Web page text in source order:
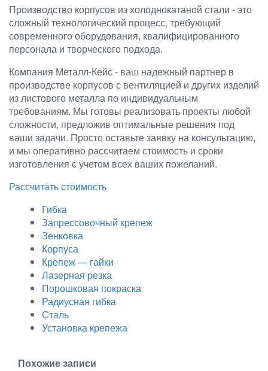
Производство корпусов из холоднокатаной стали - это
сложный технологический процесс, требующий
современного оборудования, квалифицированного
персонала и творческого подхода.
Компания Металл-Кейс - ваш надежный партнер в
производстве корпусов с вентиляцией и других изделий
из листового металла по индивидуальным
требованиям. Мы готовы реализовать проекты любой
сложности, предложив оптимальные решения под
ваши задачи. Просто оставьте заявку на консультацию,
и мы оперативно рассчитаем стоимость и сроки
изготовления с учетом всех ваших пожеланий.
Рассчитать стоимость
Гибка
Запрессовочный крепеж
Зенковка
Корпуса
Крепеж — гайки
Лазерная резка
Порошковая покраска
Радиусная гибка
Сталь
Установка крепежа
Похожие записи